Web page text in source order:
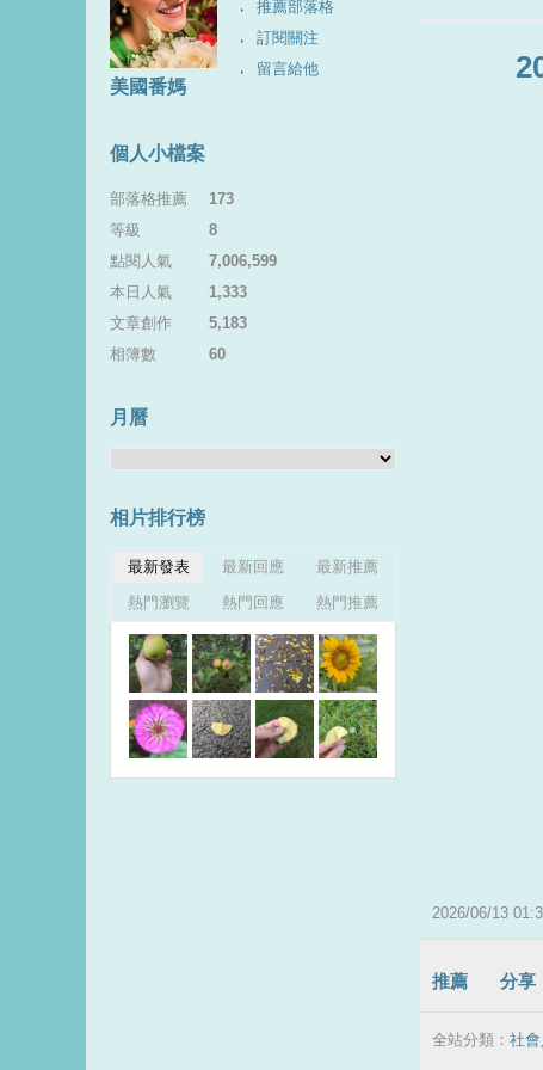
2026/06/13 01:
推薦 分享
全站分類： 社
推薦部落格
訂閱關注
留言給他
美國番媽
個人小檔案
部落格推薦
173
等級
8
點閱人氣
7,006,599
本日人氣
1,333
文章創作
5,183
相簿數
60
月曆
相片排行榜
最新發表 最新回應
最新推薦
熱門瀏覽
熱門回應 熱門推薦